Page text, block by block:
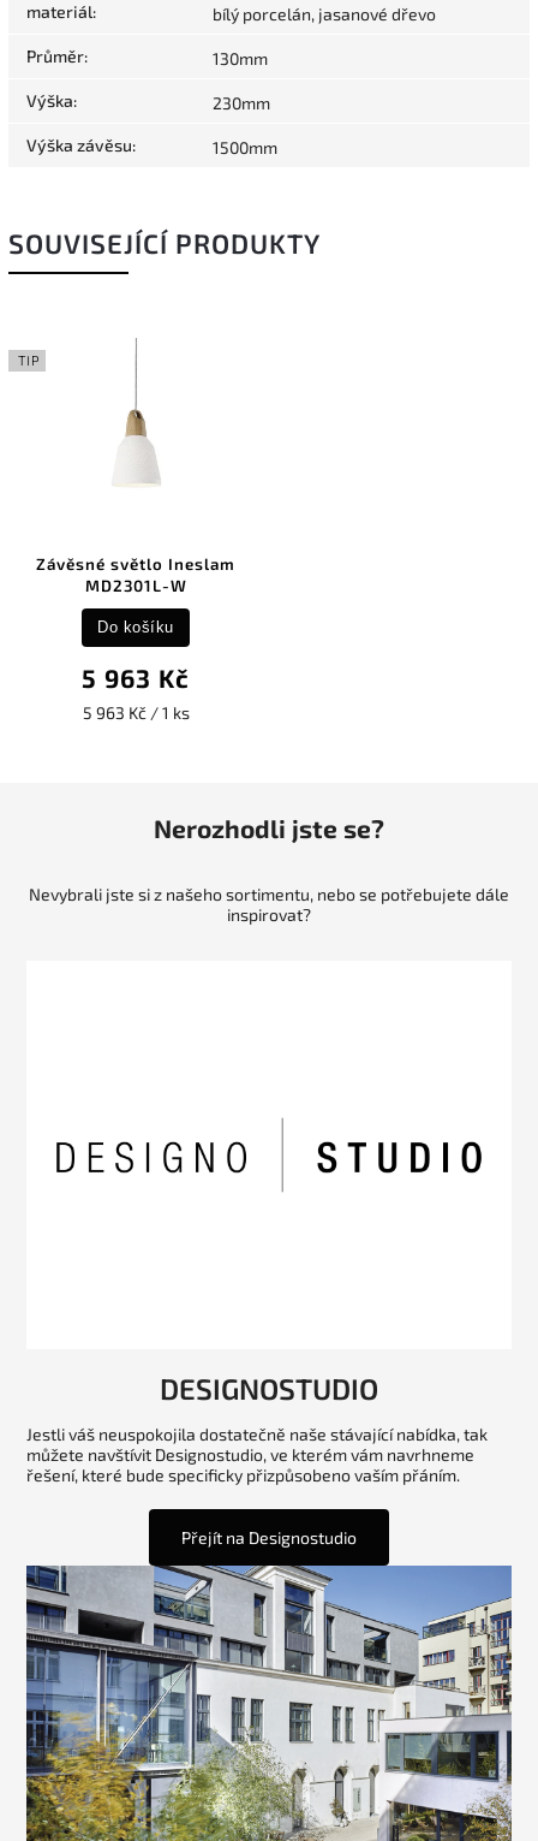
materiál: bílý porcelán, jasanové dřevo
Průměr: 130mm
Výška: 230mm
Výška závěsu: 1500mm
SOUVISEJÍCÍ PRODUKTY
TIP
Závěsné světlo Ineslam
MD2301L-W
5 963 Kč
5 963 Kč / 1 ks
Do košíku
Nerozhodli jste se?
Nevybrali jste si z našeho sortimentu, nebo se potřebujete dále
inspirovat?
DESIGNOSTUDIO
Jestli váš neuspokojila dostatečně naše stávající nabídka, tak
můžete navštívit Designostudio, ve kterém vám navrhneme
řešení, které bude specificky přizpůsobeno vaším přáním.
Přejít na Designostudio